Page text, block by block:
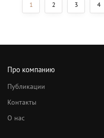
1 2 3 4
Про компанию
Публикации
Контакты
О нас